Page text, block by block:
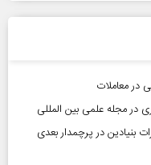
در معاملات
در مجله علمی بین المللی
بنیادین در پرچمدار بعدی